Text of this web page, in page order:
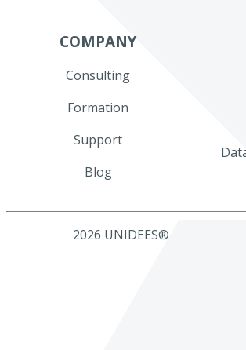
COMPANY
Consulting
Formation
Support
Blog
2026 UNIDEES®